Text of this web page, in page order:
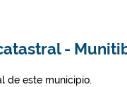
-
de este municipio.